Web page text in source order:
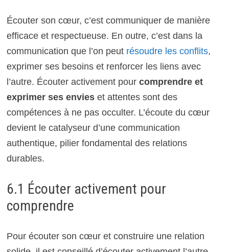
Écouter son cœur, c’est communiquer de manière
efficace et respectueuse. En outre, c’est dans la
communication que l’on peut résoudre les conflits,
exprimer ses besoins et renforcer les liens avec
l’autre. Écouter activement pour comprendre et
exprimer ses envieset attentes sont des
compétences à ne pas occulter. L’écoute du cœur
devient le catalyseur d’une communication
authentique, pilier fondamental des relations
durables.
6.1 Écouter activement pour
comprendre
Pour écouter son cœur et construire une relation